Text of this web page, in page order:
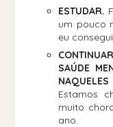
ESTUDAR.
um pouco
eu
SAÚDE
Estamos
muito
ano.